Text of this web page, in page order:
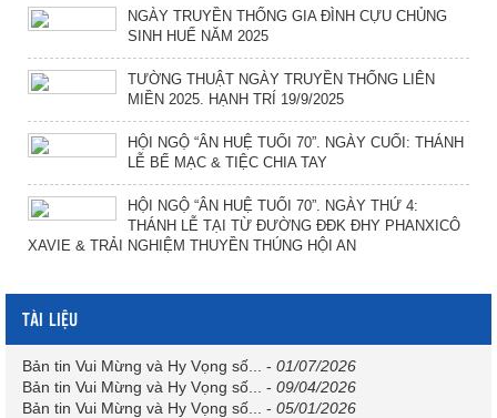
NGÀY TRUYỀN THỐNG GIA ĐÌNH CỰU CHỦNG
SINH HUẾ NĂM 2025
TƯỜNG THUẬT NGÀY TRUYỀN THỐNG LIÊN
MIỀN 2025. HẠNH TRÍ 19/9/2025
HỘI NGỘ “ÂN HUỆ TUỔI 70”. NGÀY CUỐI: THÁNH
LỄ BẾ MẠC & TIỆC CHIA TAY
HỘI NGỘ “ÂN HUỆ TUỔI 70”. NGÀY THỨ 4:
THÁNH LỄ TẠI TỪ ĐƯỜNG ĐĐK ĐHY PHANXICÔ
XAVIE & TRẢI NGHIỆM THUYỀN THÚNG HỘI AN
TÀI LIỆU
Bản tin Vui Mừng và Hy Vọng số... - 01/07/2026
Bản tin Vui Mừng và Hy Vọng số...
- 09/04/2026
Bản tin Vui Mừng và Hy Vọng số...
- 05/01/2026